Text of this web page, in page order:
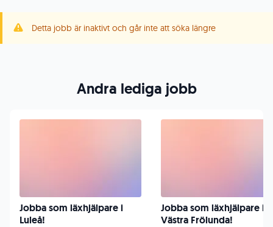
Detta jobb är inaktivt och går inte att söka längre
Andra lediga jobb
Jobba som läxhjälpare i
Luleå!
Jobba som läxhjälpare i
Västra Frölunda!